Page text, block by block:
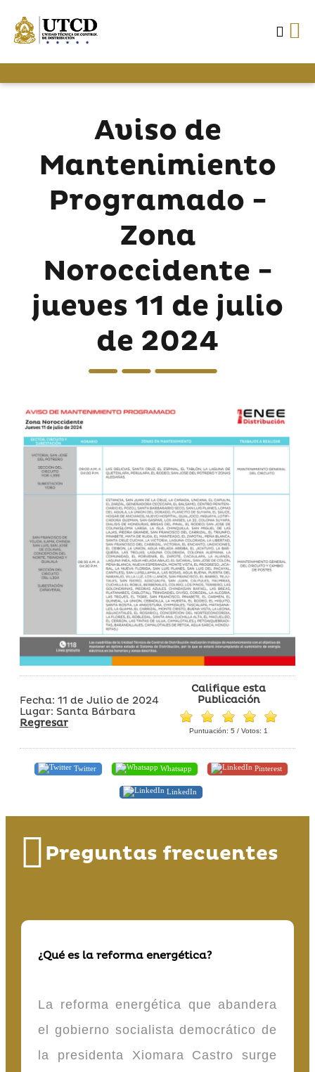
Aviso de
Mantenimiento
Programado -
Zona
Noroccidente -
jueves 11 de julio
de 2024
Fecha: 11 de Julio de 2024
Lugar: Santa Bárbara
Regresar
Califique esta
Publicación
Puntuación: 5 / Votos: 1
Twitter Whatsapp Pinterest
LinkedIn
Preguntas frecuentes
¿Qué es la reforma energética?
La reforma energética que abandera
el gobierno socialista democrático de
la presidenta Xiomara Castro surge